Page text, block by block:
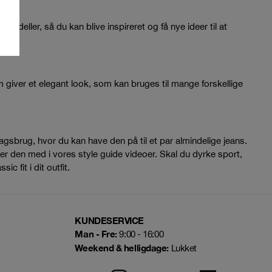
så du kan blive inspireret og få nye ideer til at
et elegant look, som kan bruges til mange forskellige
hvor du kan have den på til et par almindelige jeans.
den med i vores style guide videoer. Skal du dyrke sport,
fit i dit outfit.
KUNDESERVICE
Man - Fre:9:00 - 16:00
Weekend & helligdage:Lukket